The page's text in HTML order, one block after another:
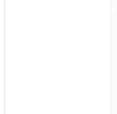
も受信できない場合がご
取りやすいお電話番号を